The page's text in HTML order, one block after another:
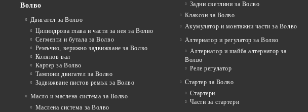
Волво
Двигател за Волво
Цилиндрова глава и части за нея за Волво
Сегменти и бутала за Волво
Ремъчно, верижно задвижване за Волво
Колянов вал
Картер за Волво
Тампони двигател за Волво
Задвижване пистов ремък за Волво
Масло и маслена система за Волво
Маслена система за Волво
Задни светлини за Волво
Клаксон за Волво
Акумулатор и монтажни части за Волво
Алтернатор и регулатор за Волво
Алтернатор и шайба алтернатор за
Волво
Реле регулатор
Стартер за Волво
Стартери
Части за стартери